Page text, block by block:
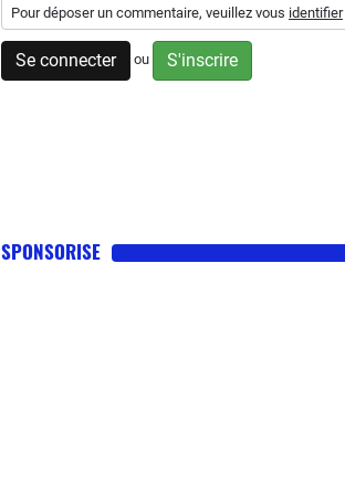
Pour déposer un commentaire, veuillez vous identifier
Se connecter ou S'inscrire
SPONSORISE